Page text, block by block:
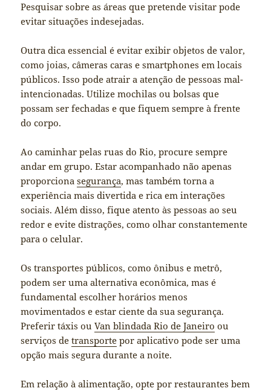
Pesquisar sobre as áreas que pretende visitar pode
evitar situações indesejadas.
Outra dica essencial é evitar exibir objetos de valor,
como joias, câmeras caras e smartphones em locais
públicos. Isso pode atrair a atenção de pessoas mal-
intencionadas. Utilize mochilas ou bolsas que
possam ser fechadas e que fiquem sempre à frente
do corpo.
Ao caminhar pelas ruas do Rio, procure sempre
andar em grupo. Estar acompanhado não apenas
proporcionasegurança, mas também torna a
experiência mais divertida e rica em interações
sociais. Além disso, fique atento às pessoas ao seu
redor e evite distrações, como olhar constantemente
para o celular.
Os transportes públicos, como ônibus e metrô,
podem ser uma alternativa econômica, mas é
fundamental escolher horários menos
movimentados e estar ciente da sua segurança.
Preferir táxis ouVan blindada Rio de Janeiro ou
serviços detransporte por aplicativo pode ser uma
opção mais segura durante a noite.
Em relação à alimentação, opte por restaurantes bem